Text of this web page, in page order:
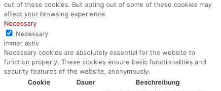
out of these cookies. But opting out of some of these cookies may
affect your browsing experience.
Necessary
Necessary
immer aktiv
Necessary cookies are absolutely essential for the website to
function properly. These cookies ensure basic functionalities and
security features of the website, anonymously.
Cookie
Dauer Beschreibung